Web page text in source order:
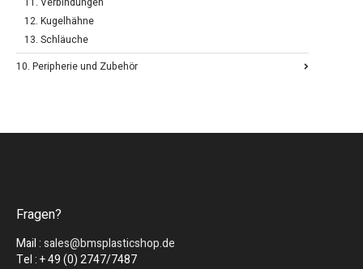
12. Kugelhähne
13. Schläuche
10. Peripherie und Zubehör
Fragen?
Mail :sales@bmsplasticshop.de
Tel : + 49 (0) 2747/7487